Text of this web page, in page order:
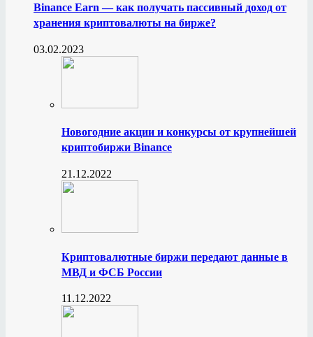
Binance Earn — как получать пассивный доход от
хранения криптовалюты на бирже?
03.02.2023
Новогодние акции и конкурсы от крупнейшей
криптобиржи Binance
21.12.2022
Криптовалютные биржи передают данные в
МВД и ФСБ России
11.12.2022